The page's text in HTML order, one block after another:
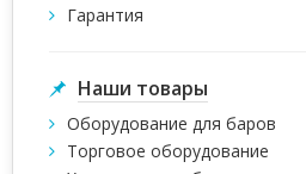
Гарантия
Наши товары
Оборудование для баров
Торговое оборудование